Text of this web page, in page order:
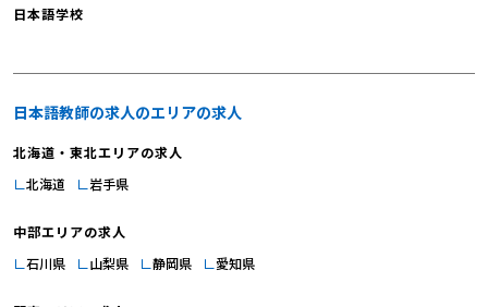
日本語学校
日本語教師の求人のエリアの求人
北海道・東北エリアの求人
北海道
岩手県
中部エリアの求人
石川県
山梨県 静岡県 愛知県